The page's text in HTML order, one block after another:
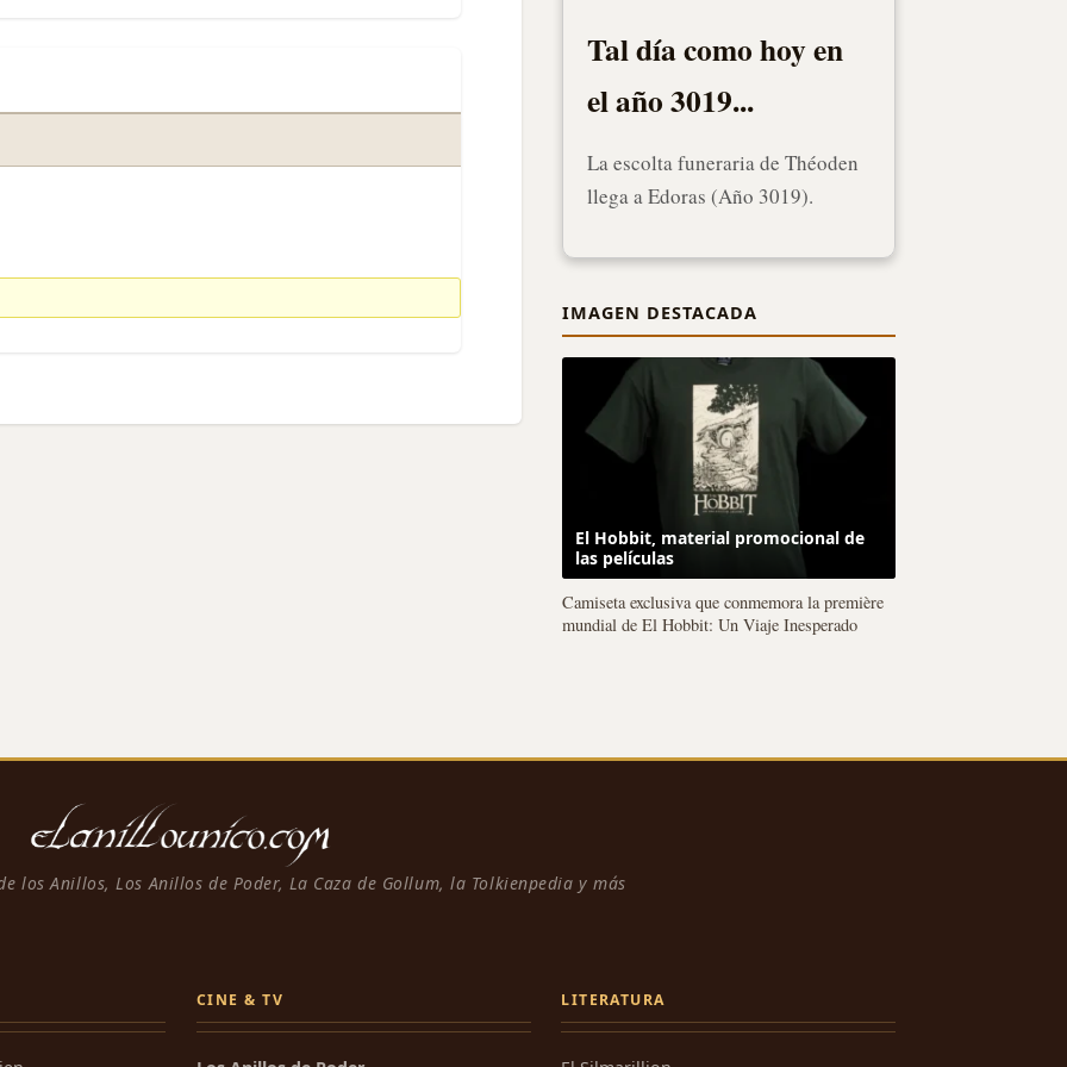
Tal día como hoy en
el año 3019...
La escolta funeraria de Théoden
llega a Edoras (Año 3019).
IMAGEN DESTACADA
El Hobbit, material promocional de
las películas
Camiseta exclusiva que conmemora la première
mundial de El Hobbit: Un Viaje Inesperado
los Anillos, Los Anillos de Poder, La Caza de Gollum, la Tolkienpedia y más
CINE & TV LITERATURA